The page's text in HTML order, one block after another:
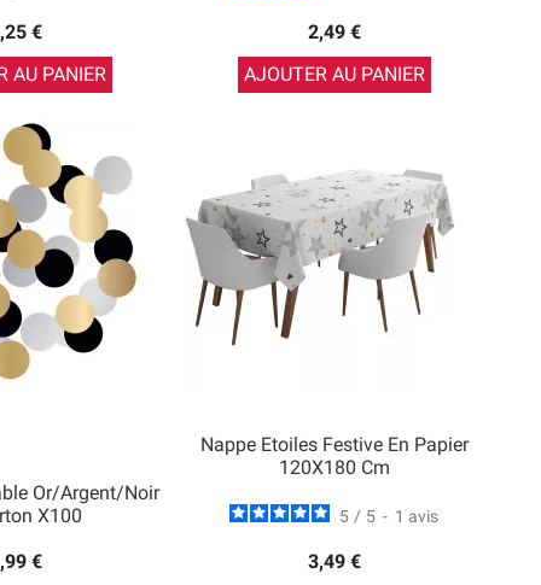
€
AU PANIER
2,49 €
AJOUTER AU PANIER
Or/Argent/Noir
X100
€
Nappe Etoiles Festive En Papier
120X180 Cm
5 / 5 - 1 avis
3,49 €